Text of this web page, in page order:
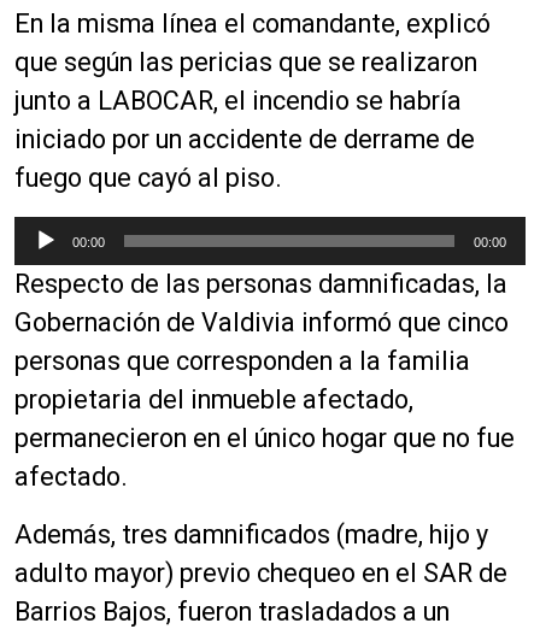
En la misma línea el comandante, explicó
que según las pericias que se realizaron
junto a LABOCAR, el incendio se habría
iniciado por un accidente de derrame de
fuego que cayó al piso.
e
p
r
d
u
c
t
o
d
e
a
00:00 00:00
Respecto de las personas damnificadas, la
Gobernación de Valdivia informó que cinco
personas que corresponden a la familia
propietaria del inmueble afectado,
permanecieron en el único hogar que no fue
afectado.
Además, tres damnificados (madre, hijo y
adulto mayor) previo chequeo en el SAR de
Barrios Bajos, fueron trasladados a un